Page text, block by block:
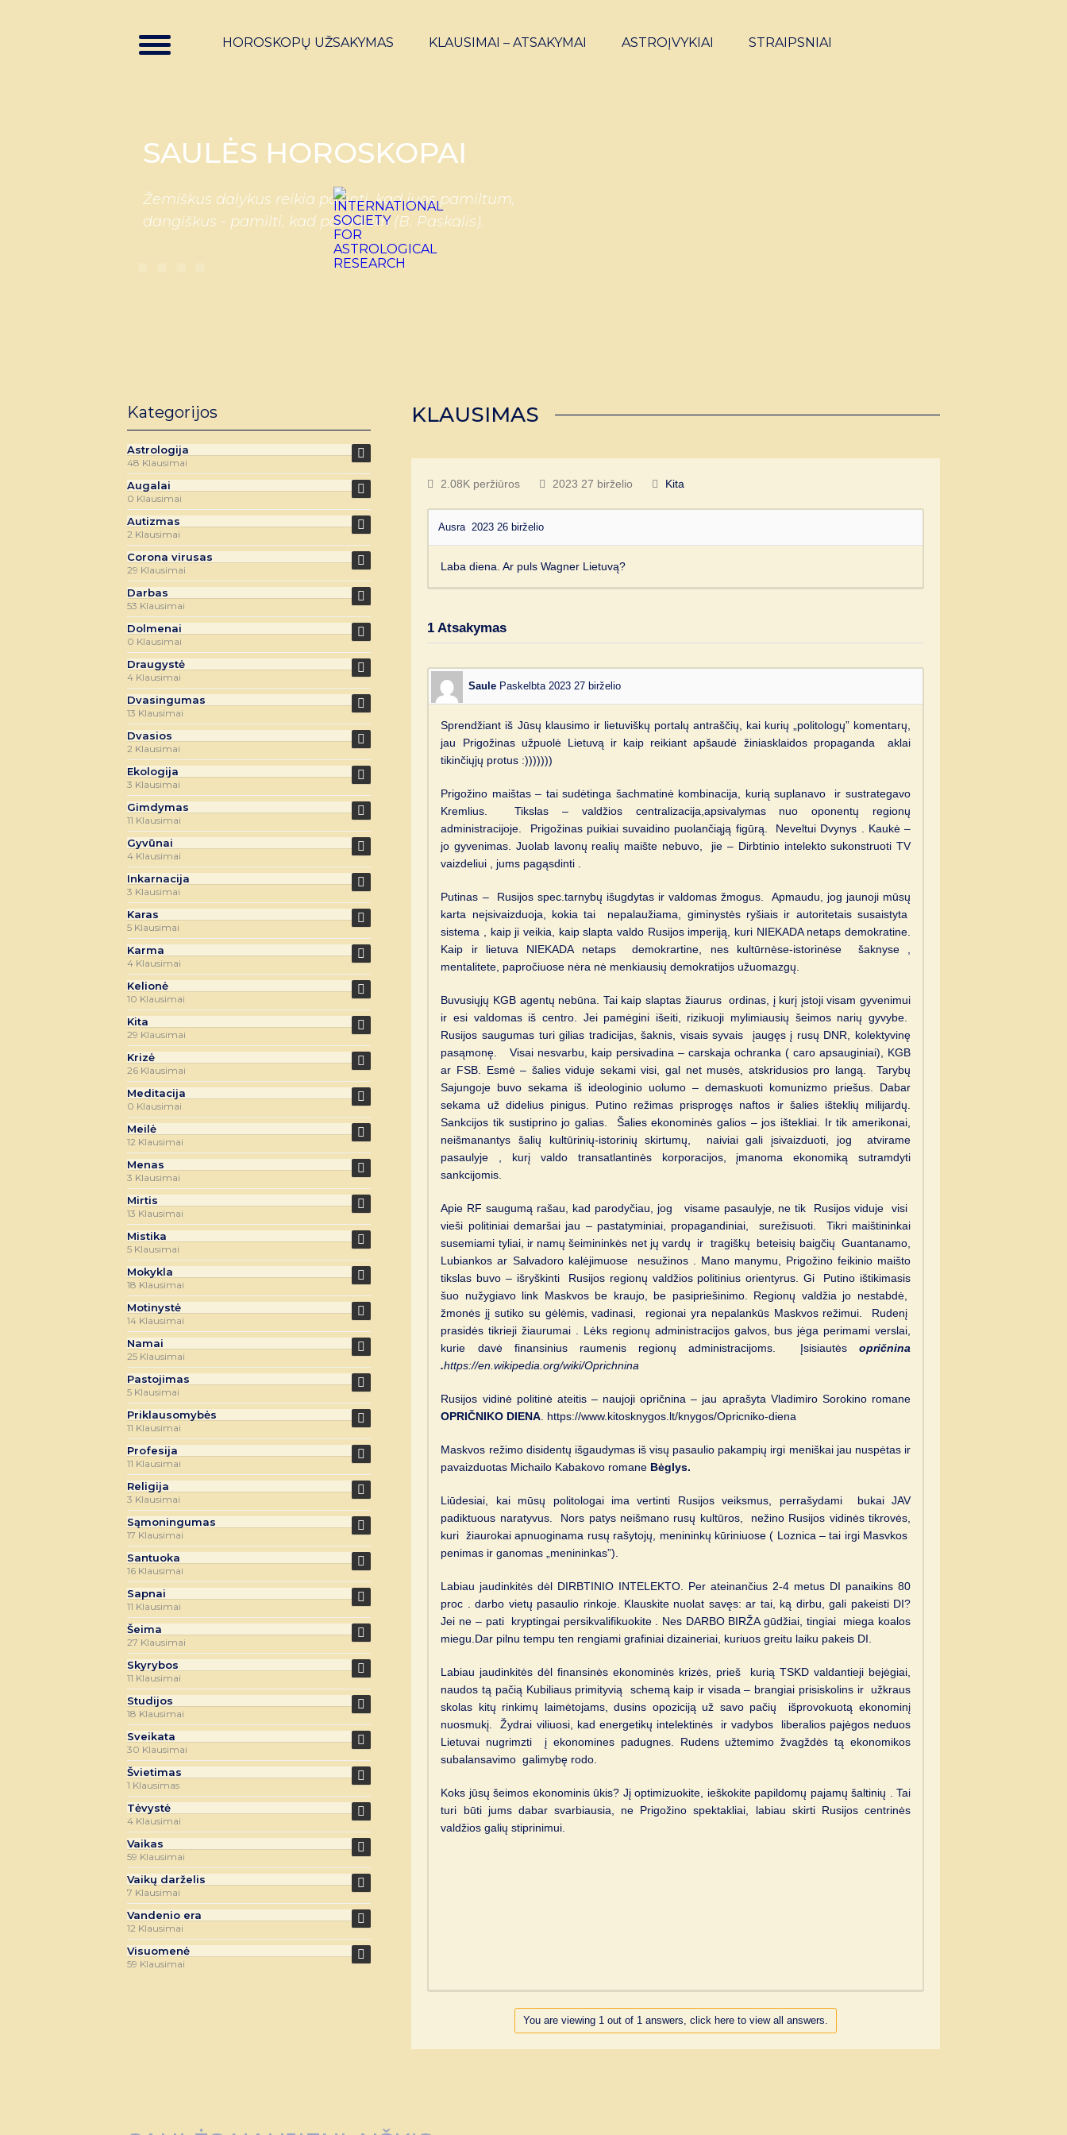
HOROSKOPŲ UŽSAKYMAS KLAUSIMAI – ATSAKYMAI ASTROĮVYKIAI STRAIPSNIAI
SAULĖS HOROSKOPAI
Žemiškus dalykus reikia pažinti, kad juos pamiltum,
dangiškus - pamilti, kad pažintum (B. Paskalis).
KLAUSIMAS
2.08K peržiūros 2023 27 birželio Kita
Ausra2023 26 birželio
Laba diena. Ar puls Wagner Lietuvą?
1 Atsakymas
Saule Paskelbta 2023 27 birželio
Sprendžiant iš Jūsų klausimo ir lietuviškų portalų antraščių, kai kurių „politologų” komentarų,
jau Prigožinas užpuolė Lietuvą ir kaip reikiant apšaudė žiniasklaidos propaganda aklai
tikinčiųjų protus :)))))))
Prigožino maištas – tai sudėtinga šachmatinė kombinacija, kurią suplanavo ir sustrategavo
Kremlius. Tikslas – valdžios centralizacija,apsivalymas nuo oponentų regionų
administracijoje. Prigožinas puikiai suvaidino puolančiąją figūrą. Neveltui Dvynys . Kaukė –
jo gyvenimas. Juolab lavonų realių maište nebuvo, jie – Dirbtinio intelekto sukonstruoti TV
vaizdeliui , jums pagąsdinti .
Putinas – Rusijos spec.tarnybų išugdytas ir valdomas žmogus. Apmaudu, jog jaunoji mūsų
karta neįsivaizduoja, kokia tai nepalaužiama, giminystės ryšiais ir autoritetais susaistyta
sistema , kaip ji veikia, kaip slapta valdo Rusijos imperiją, kuri NIEKADA netaps demokratine.
Kaip ir lietuva NIEKADA netaps demokrartine, nes kultūrnėse-istorinėse šaknyse ,
mentalitete, papročiuose nėra nė menkiausių demokratijos užuomazgų.
Buvusiųjų KGB agentų nebūna. Tai kaip slaptas žiaurus ordinas, į kurį įstoji visam gyvenimui
ir esi valdomas iš centro. Jei pamėgini išeiti, rizikuoji mylimiausių šeimos narių gyvybe.
Rusijos saugumas turi gilias tradicijas, šaknis, visais syvais įaugęs į rusų DNR, kolektyvinę
pasąmonę. Visai nesvarbu, kaip persivadina – carskaja ochranka ( caro apsauginiai), KGB
ar FSB. Esmė – šalies viduje sekami visi, gal net musės, atskridusios pro langą. Tarybų
Sajungoje buvo sekama iš ideologinio uolumo – demaskuoti komunizmo priešus. Dabar
sekama už didelius pinigus. Putino režimas prisprogęs naftos ir šalies išteklių milijardų.
Sankcijos tik sustiprino jo galias. Šalies ekonominės galios – jos ištekliai. Ir tik amerikonai,
neišmanantys šalių kultūrinių-istorinių skirtumų, naiviai gali įsivaizduoti, jog atvirame
pasaulyje , kurį valdo transatlantinės korporacijos, įmanoma ekonomiką sutramdyti
sankcijomis.
Apie RF saugumą rašau, kad parodyčiau, jog visame pasaulyje, ne tik Rusijos viduje visi
vieši politiniai demaršai jau – pastatyminiai, propagandiniai, surežisuoti. Tikri maištininkai
susemiami tyliai, ir namų šeimininkės net jų vardų ir tragiškų beteisių baigčių Guantanamo,
Lubiankos ar Salvadoro kalėjimuose nesužinos . Mano manymu, Prigožino feikinio maišto
tikslas buvo – išryškinti Rusijos regionų valdžios politinius orientyrus. Gi Putino ištikimasis
šuo nužygiavo link Maskvos be kraujo, be pasipriešinimo. Regionų valdžia jo nestabdė,
žmonės jį sutiko su gėlėmis, vadinasi, regionai yra nepalankūs Maskvos režimui. Rudenį
prasidės tikrieji žiaurumai . Lėks regionų administracijos galvos, bus jėga perimami verslai,
kurie davė finansinius raumenis regionų administracijoms. Įsisiautės opričnina
.https://en.wikipedia.org/wiki/Oprichnina
Rusijos vidinė politinė ateitis – naujoji opričnina – jau aprašyta Vladimiro Sorokino romane
OPRIČNIKO DIENA. https://www.kitosknygos.lt/knygos/Opricniko-diena
Maskvos režimo disidentų išgaudymas iš visų pasaulio pakampių irgi meniškai jau nuspėtas ir
pavaizduotas Michailo Kabakovo romane Bėglys.
Liūdesiai, kai mūsų politologai ima vertinti Rusijos veiksmus, perrašydami bukai JAV
padiktuous naratyvus. Nors patys neišmano rusų kultūros, nežino Rusijos vidinės tikrovės,
kuri žiaurokai apnuoginama rusų rašytojų, menininkų kūriniuose ( Loznica – tai irgi Masvkos
penimas ir ganomas „menininkas”).
Labiau jaudinkitės dėl DIRBTINIO INTELEKTO. Per ateinančius 2-4 metus DI panaikins 80
proc . darbo vietų pasaulio rinkoje. Klauskite nuolat savęs: ar tai, ką dirbu, gali pakeisti DI?
Jei ne – pati kryptingai persikvalifikuokite . Nes DARBO BIRŽA gūdžiai, tingiai miega koalos
miegu.Dar pilnu tempu ten rengiami grafiniai dizaineriai, kuriuos greitu laiku pakeis DI.
Labiau jaudinkitės dėl finansinės ekonominės krizės, prieš kurią TSKD valdantieji bejėgiai,
naudos tą pačią Kubiliaus primityvią schemą kaip ir visada – brangiai prisiskolins ir užkraus
skolas kitų rinkimų laimėtojams, dusins opoziciją už savo pačių išprovokuotą ekonominį
nuosmukį. Žydrai viliuosi, kad energetikų intelektinės ir vadybos liberalios pajėgos neduos
Lietuvai nugrimzti į ekonomines padugnes. Rudens užtemimo žvagždės tą ekonomikos
subalansavimo galimybę rodo.
Koks jūsų šeimos ekonominis ūkis? Jį optimizuokite, ieškokite papildomų pajamų šaltinių . Tai
turi būti jums dabar svarbiausia, ne Prigožino spektakliai, labiau skirti Rusijos centrinės
valdžios galių stiprinimui.
You are viewing 1 out of 1 answers, click here to view all answers.
Kategorijos
Astrologija
48 Klausimai
Augalai
0 Klausimai
Autizmas
2 Klausimai
Corona virusas
29 Klausimai
Darbas
53 Klausimai
Dolmenai
0 Klausimai
Draugystė
4 Klausimai
Dvasingumas
13 Klausimai
Dvasios
2 Klausimai
Ekologija
3 Klausimai
Gimdymas
11 Klausimai
Gyvūnai
4 Klausimai
Inkarnacija
3 Klausimai
Karas
5 Klausimai
Karma
4 Klausimai
Kelionė
10 Klausimai
Kita
29 Klausimai
Krizė
26 Klausimai
Meditacija
0 Klausimai
Meilė
12 Klausimai
Menas
3 Klausimai
Mirtis
13 Klausimai
Mistika
5 Klausimai
Mokykla
18 Klausimai
Motinystė
14 Klausimai
Namai
25 Klausimai
Pastojimas
5 Klausimai
Priklausomybės
11 Klausimai
Profesija
11 Klausimai
Religija
3 Klausimai
Sąmoningumas
17 Klausimai
Santuoka
16 Klausimai
Sapnai
11 Klausimai
Šeima
27 Klausimai
Skyrybos
11 Klausimai
Studijos
18 Klausimai
Sveikata
30 Klausimai
Švietimas
1 Klausimas
Tėvystė
4 Klausimai
Vaikas
59 Klausimai
Vaikų darželis
7 Klausimai
Vandenio era
12 Klausimai
Visuomenė
59 Klausimai